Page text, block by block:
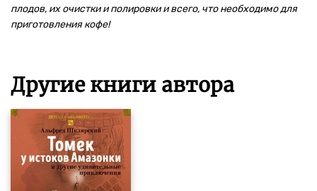
плодов, их очистки и полировки и всего, что необходимо для
приготовления кофе!
Другие книги автора